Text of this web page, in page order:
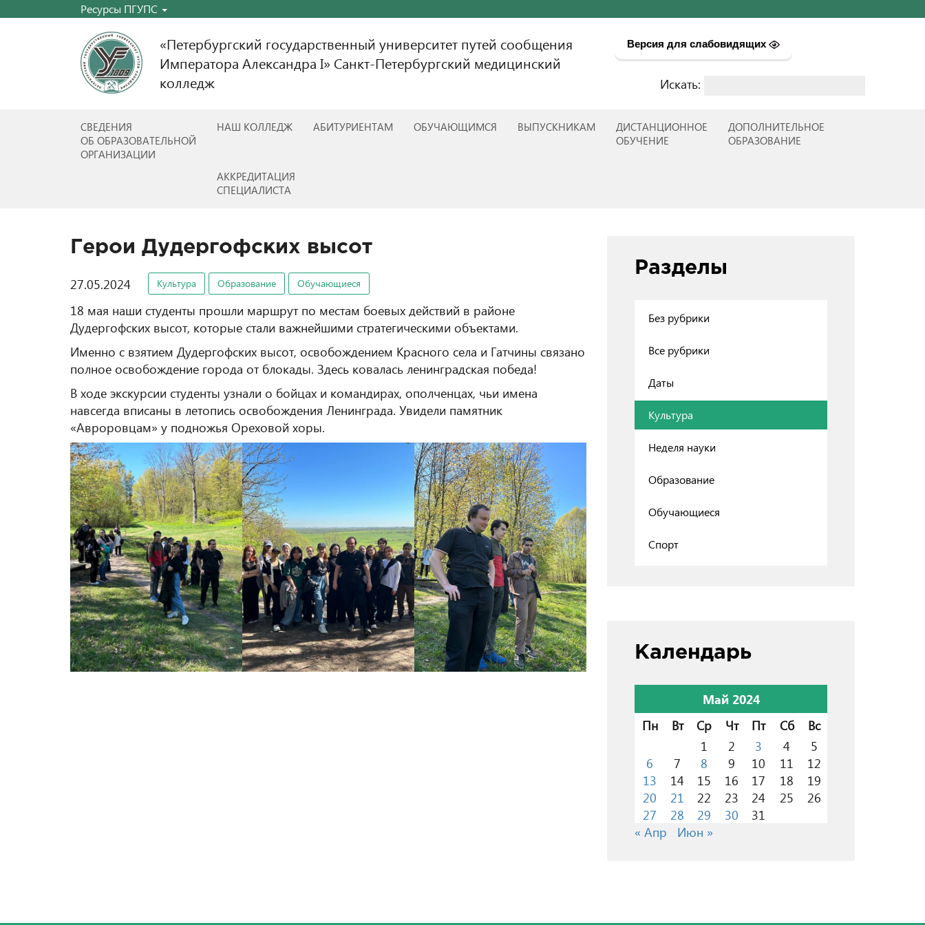
Ресурсы ПГУПС
«Петербургский государственный университет путей сообщения
Императора Александра I» Санкт-Петербургский медицинский
колледж
Версия для слабовидящих
Искать:
СВЕДЕНИЯ
ОБ ОБРАЗОВАТЕЛЬНОЙ
ОРГАНИЗАЦИИ
НАШ КОЛЛЕДЖ АБИТУРИЕНТАМ ОБУЧАЮЩИМСЯ ВЫПУСКНИКАМ
ДИСТАНЦИОННОЕ
ОБУЧЕНИЕ
ДОПОЛНИТЕЛЬНОЕ
ОБРАЗОВАНИЕ
АККРЕДИТАЦИЯ
СПЕЦИАЛИСТА
Герои Дудергофских высот
27.05.2024 Культура Образование Обучающиеся
18 мая наши студенты прошли маршрут по местам боевых действий в районе
Дудергофских высот, которые стали важнейшими стратегическими объектами.
Именно с взятием Дудергофских высот, освобождением Красного села и Гатчины связано
полное освобождение города от блокады. Здесь ковалась ленинградская победа!
В ходе экскурсии студенты узнали о бойцах и командирах, ополченцах, чьи имена
навсегда вписаны в летопись освобождения Ленинграда. Увидели памятник
«Авроровцам» у подножья Ореховой хоры.
Разделы
Без рубрики
Все рубрики
Даты
Культура
Неделя науки
Образование
Обучающиеся
Спорт
Календарь
Май 2024
Пн
Вт Ср Чт Пт Сб
Вс
1
2 3 4
5
6
7 8 9 10 11
12
13
14 15 16 17 18
19
20
21 22 23 24 25
26
27
28 29 30
31
« Апр
Июн »